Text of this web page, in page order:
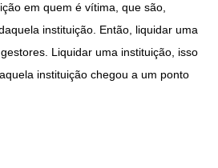
em quem é vítima, que são,
instituição. Então, liquidar uma
Liquidar uma instituição, isso
instituição chegou a um ponto